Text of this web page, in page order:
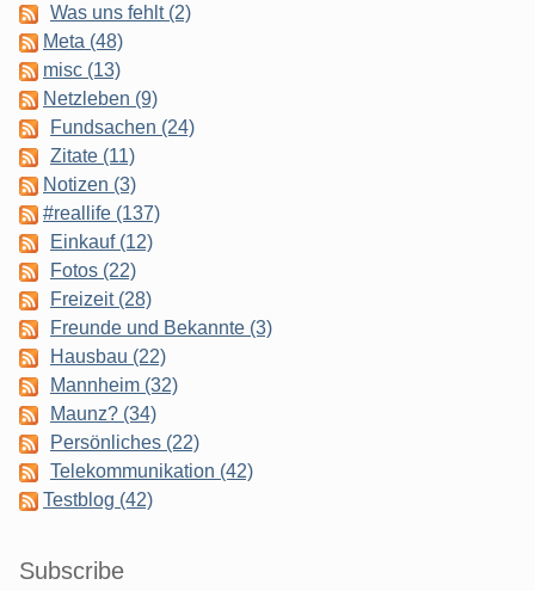
Was uns fehlt (2)
Meta (48)
misc (13)
Netzleben (9)
Fundsachen (24)
Zitate (11)
Notizen (3)
#reallife (137)
Einkauf (12)
Fotos (22)
Freizeit (28)
Freunde und Bekannte (3)
Hausbau (22)
Mannheim (32)
Maunz? (34)
Persönliches (22)
Telekommunikation (42)
Testblog (42)
Subscribe